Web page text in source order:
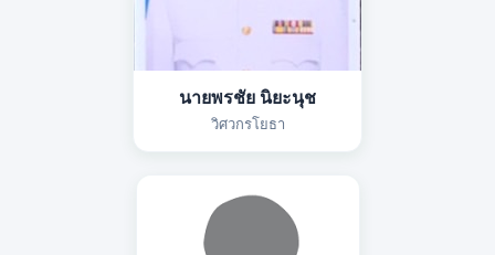
นายพรชัย นิยะนุช
วิศวกรโยธา